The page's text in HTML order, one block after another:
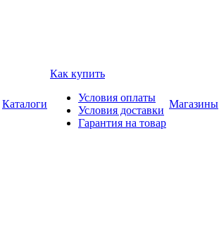
Каталоги
Как купить
Условия оплаты
Условия доставки
Гарантия на товар
Магазины